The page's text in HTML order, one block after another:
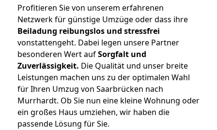
Profitieren Sie von unserem erfahrenen
Netzwerk für günstige Umzüge oder dass ihre
Beiladung reibungslos und stressfrei
vonstattengeht. Dabei legen unsere Partner
besonderen Wert aufSorgfalt und
Zuverlässigkeit. Die Qualität und unser breite
Leistungen machen uns zu der optimalen Wahl
für Ihren Umzug von Saarbrücken nach
Murrhardt. Ob Sie nun eine kleine Wohnung oder
ein großes Haus umziehen, wir haben die
passende Lösung für Sie.